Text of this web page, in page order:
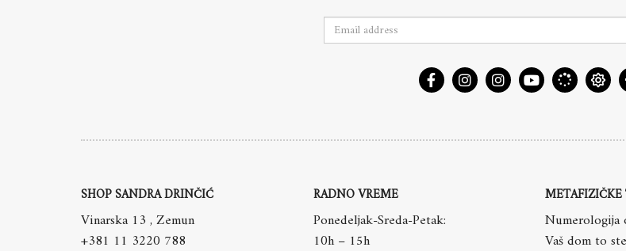
SHOP SANDRA DRINČIĆ
Vinarska 13 , Zemun
+381 11 3220 788
RADNO VREME
Ponedeljak-Sreda-Petak:
10h – 15h
METAFIZIČKE
Numerologija
Vaš dom to